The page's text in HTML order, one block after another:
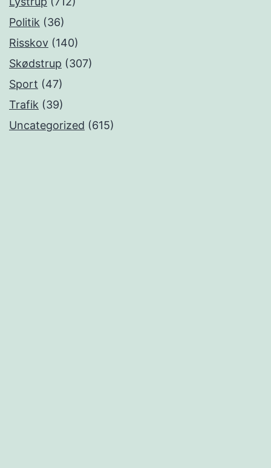
Politik (36)
Risskov (140)
Skødstrup (307)
Sport (47)
Trafik (39)
Uncategorized (615)